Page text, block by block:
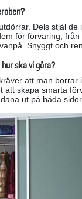
Dels stjäl
för förvaring,
Snyggt och
ska vi göra?
att man
skapa smarta
ut på båda